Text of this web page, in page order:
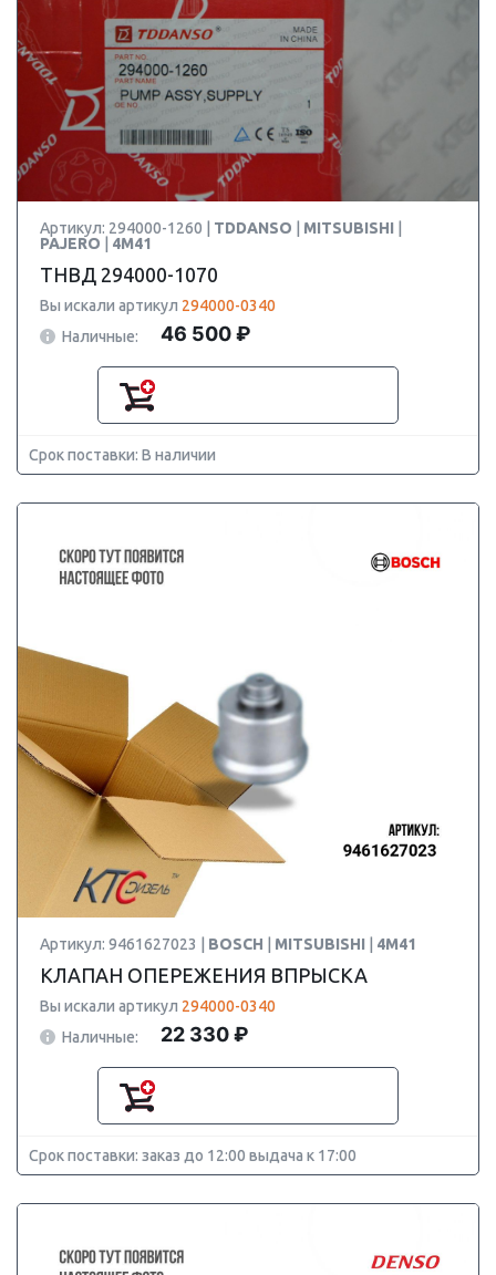
Артикул: 294000-1260 | TDDANSO MITSUBISHI
PAJERO
4M41
ТНВД 294000-1070
Вы искали артикул 294000-0340
Наличные:
46 500 ₽
Срок поставки: В наличии
Артикул: 9461627023 | BOSCH MITSUBISHI 4M41
КЛАПАН ОПЕРЕЖЕНИЯ ВПРЫСКА
Вы искали артикул 294000-0340
Наличные:
22 330 ₽
Срок поставки: заказ до 12:00 выдача к 17:00